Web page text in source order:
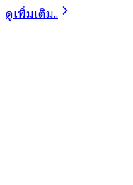
ดูเพิ่มเติม..